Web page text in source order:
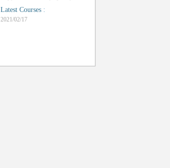
Latest Courses :
2021/02/17